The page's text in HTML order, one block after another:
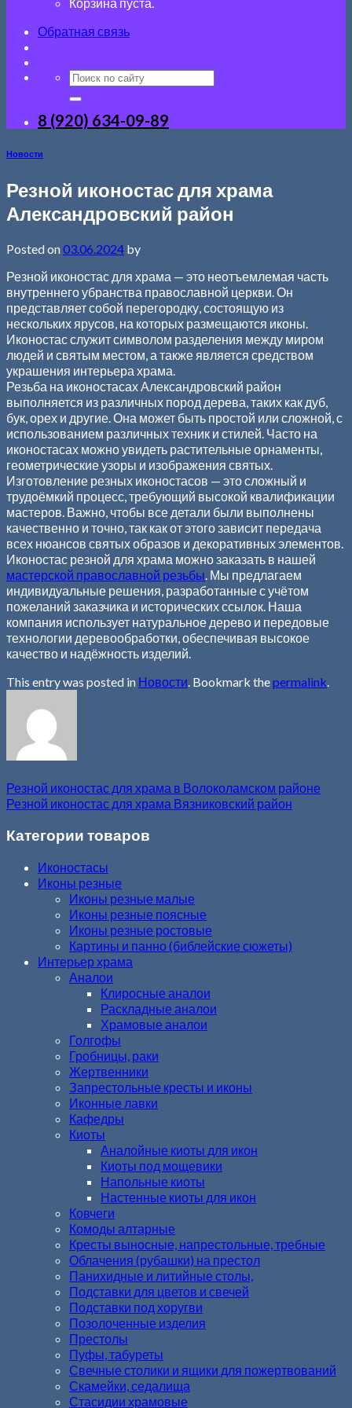
Обратная связь
8 (920) 634-09-89
Новости
Резной иконостас для храма
Александровский район
Posted on03.06.2024 by
Резной иконостас для храма — это неотъемлемая часть
внутреннего убранства православной церкви. Он
представляет собой перегородку, состоящую из
нескольких ярусов, на которых размещаются иконы.
Иконостас служит символом разделения между миром
людей и святым местом, а также является средством
украшения интерьера храма.
Резьба на иконостасах Александровский район
выполняется из различных пород дерева, таких как дуб,
бук, орех и другие. Она может быть простой или сложной, с
использованием различных техник и стилей. Часто на
иконостасах можно увидеть растительные орнаменты,
геометрические узоры и изображения святых.
Изготовление резных иконостасов — это сложный и
трудоёмкий процесс, требующий высокой квалификации
мастеров. Важно, чтобы все детали были выполнены
качественно и точно, так как от этого зависит передача
всех нюансов святых образов и декоративных элементов.
Иконостас резной для храма можно заказать в нашей
мастерской православной резьбы. Мы предлагаем
индивидуальные решения, разработанные с учётом
пожеланий заказчика и исторических ссылок. Наша
компания использует натуральное дерево и передовые
технологии деревообработки, обеспечивая высокое
качество и надёжность изделий.
This entry was posted in Новости. Bookmark thepermalink.
Резной иконостас для храма в Волоколамском районе
Резной иконостас для храма Вязниковский район
Категории товаров
Иконостасы
Иконы резные
Иконы резные малые
Иконы резные поясные
Иконы резные ростовые
Картины и панно (библейские сюжеты)
Интерьер храма
Аналои
Клиросные аналои
Раскладные аналои
Храмовые аналои
Голгофы
Гробницы, раки
Жертвенники
Запрестольные кресты и иконы
Иконные лавки
Кафедры
Киоты
Аналойные киоты для икон
Киоты под мощевики
Напольные киоты
Настенные киоты для икон
Ковчеги
Комоды алтарные
Кресты выносные, напрестольные, требные
Облачения (рубашки) на престол
Панихидные и литийные столы,
Подставки для цветов и свечей
Подставки под хоругви
Позолоченные изделия
Престолы
Пуфы, табуреты
Свечные столики и ящики для пожертвований
Скамейки, седалища
Стасидии храмовые